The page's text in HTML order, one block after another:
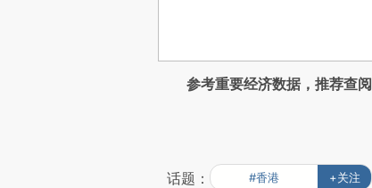
参考重要经济数据，推荐查阅
话题： #香港 +关注